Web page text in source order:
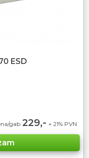
ESD
gab 229,- + 21% PVN